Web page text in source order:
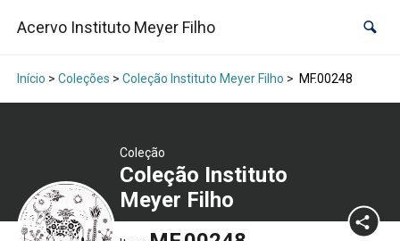
Acervo Instituto Meyer Filho
Início > Coleções > Coleção Instituto Meyer Filho > MF.00248
Coleção
Coleção Instituto
Meyer Filho